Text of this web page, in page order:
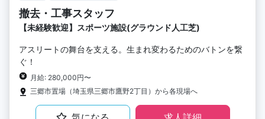
撤去・工事スタッフ
【未経験歓迎】スポーツ施設(グラウンド人工芝)
アスリートの舞台を支える。生まれ変わるためのバトンを繋
ぐ！
月給: 280,000円〜
三郷市置場（埼玉県三郷市鷹野2丁目）から各現場へ